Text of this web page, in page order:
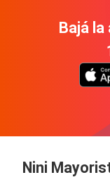
Bajá
Nini